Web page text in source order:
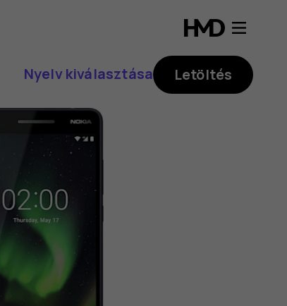
Nyelv kiválasztása Letöltés